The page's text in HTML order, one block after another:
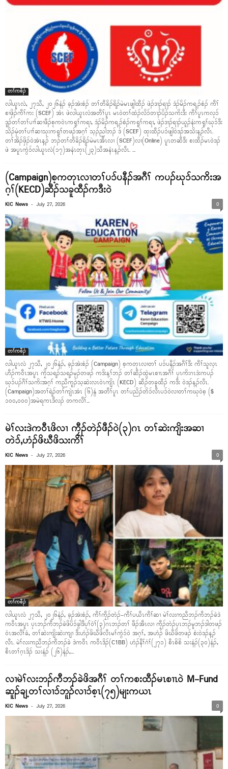
တၢ်ကစီၣ်
လါယူၤလံ, ၂၇သီ, ၂၀၂၆နံၣ် ခ့ၣ်အဲးစံၣ် တၢ်တီခိၣ်ရိၣ်မဲမၤဖျါထီၣ် ဖဲၣ်ဒၢၣ်ရၢၣ် ဒံၣ်မိၣ်ကရ့ၣ်စံၣ် ကီၢ်
စၢဖှိၣ်ကီၢ်ကး (SCEF) အံၤ ဖဲလါယူၤလံအတီၢ်ပူၤ မၤဝဲတၢ်ထံၣ်လိၥ်တၢၣ်ပိၣ်သကိးဒီး ကီၢ်ပူၤကလုၥ်
ဒူၣ်တၢ်တၢ်ပၢၢ်ဆၢဖီၣ်စုကဝဲၤကရူၢ်ကရၢ, ဒံၣ်မိၣ်ကရ့ၣ်စံၣ်ကရူၢ်ကရၢ, ဖဲၣ်ဒၢၣ်ရၢၣ်ယူၣ်နံးကရူၢ်ဃုၥ်ဒီး
သိၣ်မှံတၢ်ပၢၢ်ဆၢသုးကရူၢ်တဖၣ်အဂ့ၢ် သ့ၣ်ညါဘၣ် ဒ် (SCEF) ထုးထီၣ်ပၥ်ဖျါဝဲဒၣ်အသိးန့ၣ်လီၤ.
တၢ်အိၣ်ဖှိၣ်ဝဲအံၤန့ၣ် ဘၣ်တၢ်တီခိၣ်ရိၣ်မဲမၤအီၤလၢ (SCEF)လၢ(Online) ပူၤတဆီဒီး စးထီၣ်မၤဝဲဒၣ်
ဖဲ အပူၤကွံၥ်လါယူၤလံ(၁၇)အနံၤတုၤ(၂၃)သီအနံၤန့ၣ်လီၤ. ...
(Campaign)စ့ကတုၤလၢတၢ်ပၥ်ပနီၣ်အဂီၢ် ကပၣ်ဃုၥ်သကိးအ
ဂ့ၢ်(KECD)ဆီၣ်သခူထီၣ်ကဒီးဝဲ
KIC News - July 27, 2026 0
တၢ်ကစီၣ်
လါယူၤလံ ၂၇သီ, ၂၀၂၆နံၣ်, ခ့ၣ်အဲးစံၣ် (Campaign) စ့ကတုၤလၢတၢ် ပၥ်ပနီၣ်အဂီၢ်ဒီး ကီၢ်သူလ့ၤ
ဟီၣ်ကဝီၤအပူၤ ကၠိသရၣ်သရၣ်မုၣ်တဖၣ် ကဒိးန့ၢ်ဘၣ် တၢ်ဆီၣ်ထွဲမၤစၢၤအဂီၢ် ပှၤကိးဂၤဒဲးကပၣ်
ဃုၥ်ပၣ်ဂီၢ်သကိးအဂ့ၢ် ကညီကူၣ်သ့ဆဲးလၤဝဲၤကျိၤ (KECD) ဆီၣ်တခူထီၣ် ကဒီး ဝဲဒၣ်န့ၣ်လီၤ.
(Campaign)အတၢ်ရဲၣ်တၢ်ကျဲၤအံၤ (၆)နွံ အတီၢ်ပူၤ တၢ်ပညိၣ်တိၥ်လီၤပၥ်ဝဲလၢတၢ်ကဃုဝဲစ့ ($
၁၀၀,၀၀၀)အမဲရကၤဒီလၣ် တကလီၢ်...
မဲၢ်လးဒဲကဝီၤဖိလၢ ကၠီၣ်တဲၣ်ဖီၣ်ဝဲ(၃)ဂၤ တၢ်ဆဲးကျိးအဆၢ
တဲၥ်,ဟံၣ်ဖိဃီဖိသးကိၢ်
KIC News - July 27, 2026 0
တၢ်ကစီၣ်
လါယူၤလံ ၂၇သီ, ၂၀၂၆နံၣ်, ခ့ၣ်အဲးစံၣ်, ကီၢ်ကၠီၣ်တဲၣ်-ကီၢ်ပယီၤကီၢ်ဆၢ မဲၢ်လးကညီဘၣ်ကီဘၣ်ခဲဒဲ
ကဝီၤအပူၤ ပှၤဘၣ်ကီဘၣ်ခဲဖိပိၥ်ခွါဒီပုၢ်ဝဲၢ်(၃)ဂၤဘၣ်တၢ် ဖီၣ်အီၤလၢ ကၠီၣ်တဲၣ်ပှၤဘၣ်မူဘၣ်ဒါတဖၣ်
ဝံၤအလီၢ်ခံ, တၢ်ဆဲးကျိးဆဲးကျၢ ဒီးဟံၣ်ဖိဃီဖိလီၤမၢ်ကွံၥ်ဝဲ အဂ့ၢ်, အဟံၣ် ဖိဃီဖိတဖၣ် စံးဝဲဒၣ်န့ၣ်
လီၤ. မဲၢ်လးကညီဘၣ်ကီဘၣ်ခဲ ဒဲကဝီၤ ကဝီၤဒိၣ်(C1BB) ဟံၣ်နီၢ်ဂံၢ်(၂၇၁) စီၤစိစိ သးနံၣ်(၃၀)နံၣ်,
စီၤတၢ်ဂ့ၤဒိၣ် သးနံၣ် (၂၆)နံၣ်,...
လၢမဲၢ်လးဘၣ်ကီဘၣ်ခဲဖိအဂီၢ် တၢ်ကစးထီၣ်မၤစၢၤဝဲ M-Fund
ဆူၣ်ချ့တၢ်လၢၥ်ဘူၣ်လၢၥ်စ့ၤ(၇၅)မျးကယၤ
KIC News - July 27, 2026 0